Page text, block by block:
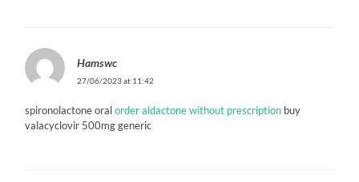
Hamswc
27/06/2023 at 11:42
spironolactone oralorder aldactone without prescription buy
valacyclovir 500mg generic